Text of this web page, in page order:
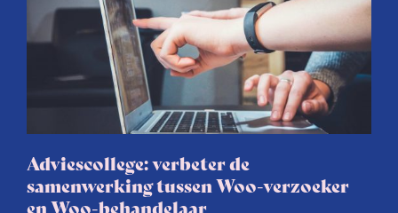
Adviescollege: verbeter de
samenwerking tussen Woo-verzoeker
en Woo-behandelaar